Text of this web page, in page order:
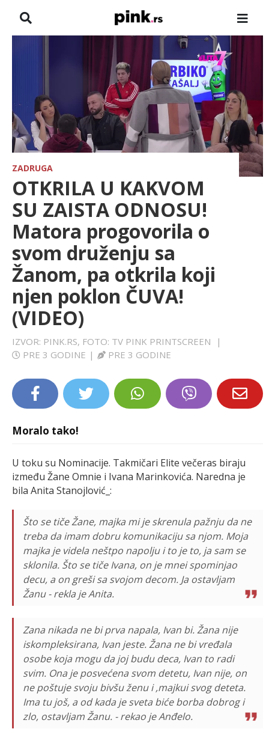
ZADRUGA
SHOWBIZ
HRONIKA
FARMERI
TV
SPORT
LIFESTYLE
EXTRA
ZADRUGA
OTKRILA U KAKVOM
SU ZAISTA ODNOSU!
Matora progovorila o
svom druženju sa
Žanom, pa otkrila koji
njen poklon ČUVA!
(VIDEO)
IZVOR: PINK.RS, FOTO: TV PINK PRINTSCREEN
|
PRE 3 GODINE | PRE 3 GODINE
Moralo tako!
U toku su Nominacije. Takmičari Elite večeras biraju
između Žane Omnie i Ivana Marinkovića. Naredna je
bila Anita Stanojlović_:
Što se tiče Žane, majka mi je skrenula pažnju da ne
treba da imam dobru komunikaciju sa njom. Moja
majka je videla neštpo napolju i to je to, ja sam se
sklonila. Što se tiče Ivana, on je mnei spominjao
decu, a on greši sa svojom decom. Ja ostavljam
Žanu - rekla je Anita.
Zana nikada ne bi prva napala, Ivan bi. Žana nije
iskompleksirana, Ivan jeste. Žana ne bi vređala
osobe koja mogu da joj budu deca, Ivan to radi
svim. Ona je posvećena svom detetu, Ivan nije, on
ne poštuje svoju bivšu ženu i ,majkui svog deteta.
Ima tu još, a od kada je sveta biće borba dobrog i
zlo, ostavljam Žanu. - rekao je Anđelo.